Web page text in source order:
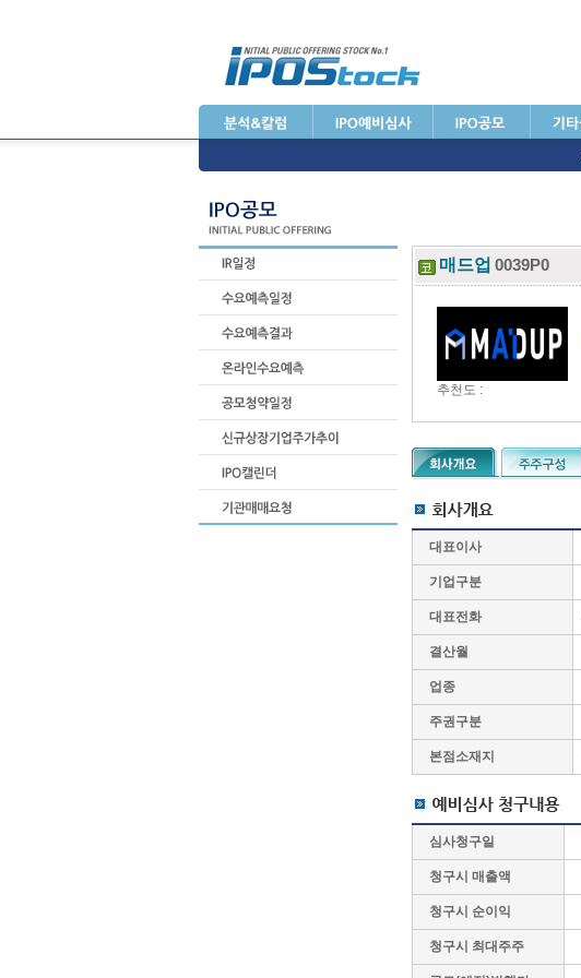
매드업 0039P0
추천도 :
대표이사
기업구분
대표전화
결산월
업종
주권구분
본점소재지
심사청구일
청구시 매출액
청구시 순이익
청구시 최대주주